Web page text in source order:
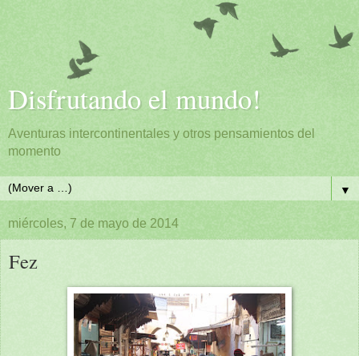
Disfrutando el mundo!
Aventuras intercontinentales y otros pensamientos del
momento
▼
miércoles, 7 de mayo de 2014
Fez